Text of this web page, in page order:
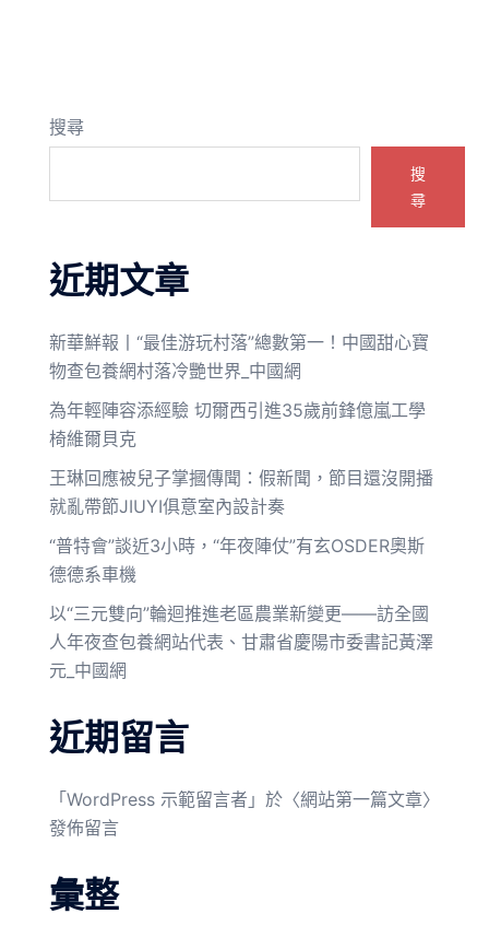
搜尋
搜
尋
近期文章
新華鮮報丨“最佳游玩村落”總數第一！中國甜心寶
物查包養網村落冷艷世界_中國網
為年輕陣容添經驗 切爾西引進35歲前鋒億嵐工學
椅維爾貝克
王琳回應被兒子掌摑傳聞：假新聞，節目還沒開播
就亂帶節JIUYI俱意室內設計奏
“普特會”談近3小時，“年夜陣仗”有玄OSDER奧斯
德德系車機
以“三元雙向”輪迴推進老區農業新變更——訪全國
人年夜查包養網站代表、甘肅省慶陽市委書記黃澤
元_中國網
近期留言
「 WordPress 示範留言者 」於〈網站第一篇文章〉
發佈留言
彙整